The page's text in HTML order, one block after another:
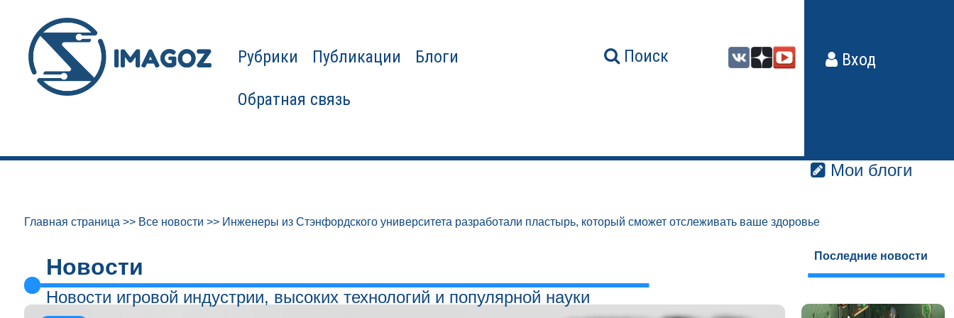
Рубрики Публикации Блоги
Обратная связь
Поиск Вход
Мои блоги
Главная страница >> Все новости >> Инженеры из Стэнфордского университета разработали пластырь, который сможет отслеживать ваше здоровье
Новости
Новости игровой индустрии, высоких технологий и популярной науки
Последние новости